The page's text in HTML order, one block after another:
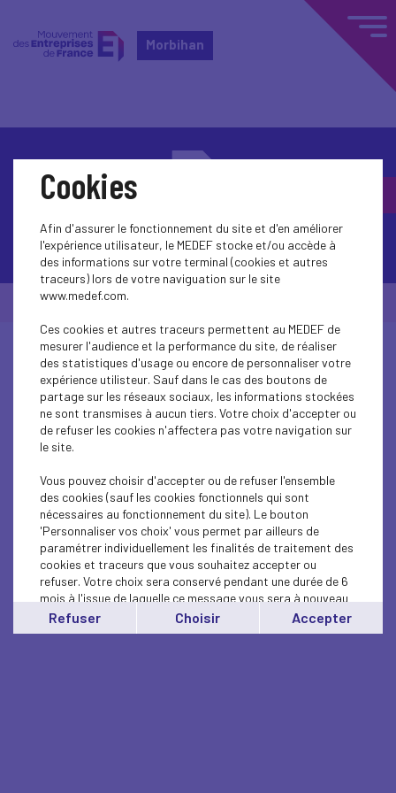
Morbihan
Contactez-nous
© Medef Morbihan 2026 -
Cookies
Afin d'assurer le fonctionnement du site et d'en améliorer
l'expérience utilisateur, le MEDEF stocke et/ou accède à
des informations sur votre terminal (cookies et autres
traceurs) lors de votre naviguation sur le site
www.medef.com.
Ces cookies et autres traceurs permettent au MEDEF de
mesurer l'audience et la performance du site, de réaliser
des statistiques d'usage ou encore de personnaliser votre
expérience utilisteur. Sauf dans le cas des boutons de
partage sur les réseaux sociaux, les informations stockées
ne sont transmises à aucun tiers. Votre choix d'accepter ou
de refuser les cookies n'affectera pas votre navigation sur
le site.
Vous pouvez choisir d'accepter ou de refuser l'ensemble
des cookies (sauf les cookies fonctionnels qui sont
nécessaires au fonctionnement du site). Le bouton
'Personnaliser vos choix' vous permet par ailleurs de
paramétrer individuellement les finalités de traitement des
cookies et traceurs que vous souhaitez accepter ou
refuser. Votre choix sera conservé pendant une durée de 6
mois à l'issue de laquelle ce message vous sera à nouveau
affiché..
Vous pouvez modifier votre choix à tout moment en
Refuser Choisir Accepter